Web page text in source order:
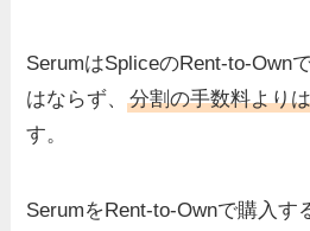
SerumはSpliceのRent-to-Own
はならず、分割の手数料より
す。
SerumをRent-to-Ownで購入す